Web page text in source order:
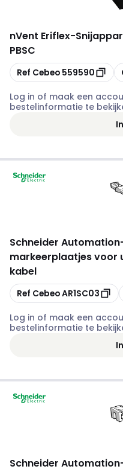
nVent Eriflex-
PBSC
Kopiëren
Ref Cebeo 559590
Log in of maak een
bestelinformatie te
Schneider Automation
markeerplaatjes voor
kabel
Kopiëren
Ref CebeoAR1SC03
Log in of maak een
bestelinformatie te
Schneider Automation